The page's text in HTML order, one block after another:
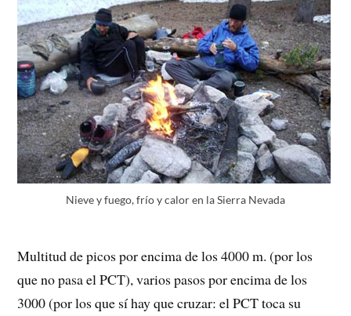
Nieve y fuego, frío y calor en la Sierra Nevada
Multitud de picos por encima de los 4000 m. (por los
que no pasa el PCT), varios pasos por encima de los
3000 (por los que sí hay que cruzar: el PCT toca su